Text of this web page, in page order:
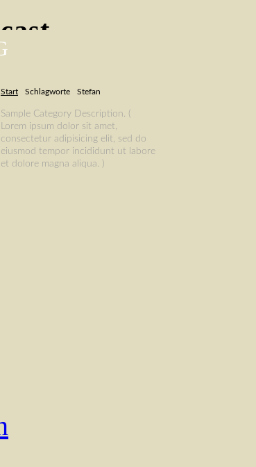
Start Schlagworte Stefan
Sample Category Description. (
Lorem ipsum dolor sit amet,
consectetur adipisicing elit, sed do
eiusmod tempor incididunt ut labore
et dolore magna aliqua. )